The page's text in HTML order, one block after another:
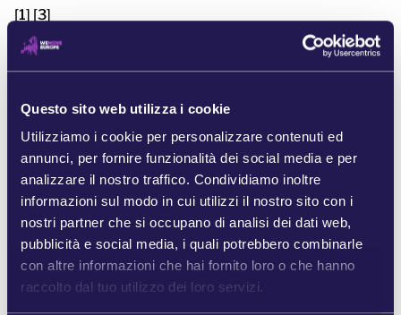
Questo sito web utilizza i cookie
Utilizziamo i cookie per personalizzare contenuti ed
annunci, per fornire funzionalità dei social media e per
analizzare il nostro traffico. Condividiamo inoltre
informazioni sul modo in cui utilizzi il nostro sito con i
nostri partner che si occupano di analisi dei dati web,
pubblicità e social media, i quali potrebbero combinarle
con altre informazioni che hai fornito loro o che hanno
raccolto dal tuo utilizzo dei loro servizi.
[1] [3]
https://www.theguardian.com/technology/2025/dec/0
5/elon-musk-x-fined-eu-first-clash-under-new-digital-
[2] https://www.reuters.com/sustainability/boards-
policy-regulation/eu-delay-high-risk-ai-rules-until-
2027-after-big-tech-pushback-2025-11-19
https://www.euractiv.com/news/eus-digital-law-cuts-
spark-fears-and-doubts-on-competitiveness/
https://www.politico.eu/article/brussels-police-world-
digital-tech-us-china-regulations/
https://www.rfi.fr/en/international/20251119-eu-
moves-to-cut-red-tape-with-overhaul-of-ai-and-data-
privacy-laws